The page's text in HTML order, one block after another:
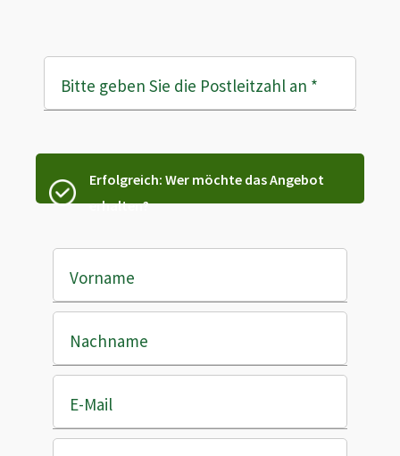
Bitte geben Sie die Postleitzahl an *
Erfolgreich: Wer möchte das Angebot
erhalten?
Vorname
Nachname
E-Mail